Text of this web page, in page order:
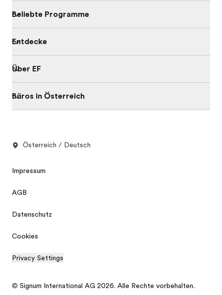
Beliebte Programme
Entdecke
Über EF
Büros in Österreich
Österreich / Deutsch
Impressum
AGB
Datenschutz
Cookies
Privacy Settings
© Signum International AG 2026. Alle Rechte vorbehalten.